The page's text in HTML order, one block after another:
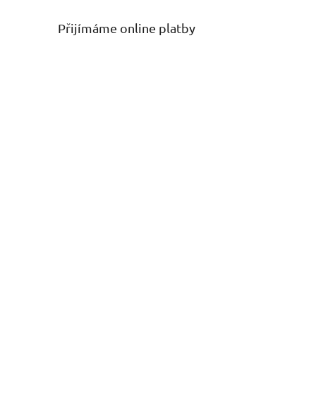
Přijímáme online platby